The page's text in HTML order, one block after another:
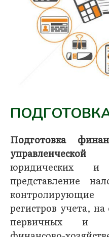
Подготовка
управленческой
юридических
представление
контролирующие
регистров учета,
первичных и